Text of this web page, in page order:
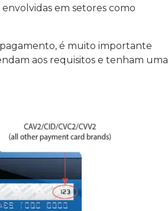
em setores como
é muito importante
aos requisitos e tenham uma